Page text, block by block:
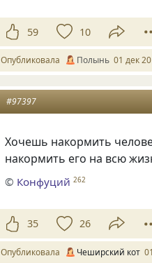
59 10
Опубликовала Полынь 01 дек
#97397
Хочешь накормить
накормить его на всю
© Конфуций 262
35 26
Опубликовала Чеширский кот